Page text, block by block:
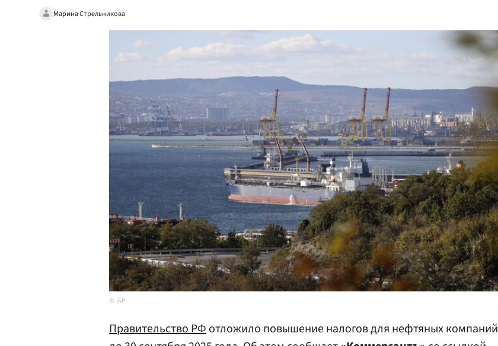
Марина Стрельникова
AP
Правительство РФотложило повышение налогов для нефтяных компаний